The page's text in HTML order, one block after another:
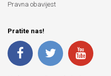
Pravna obavijest
Pratite nas!